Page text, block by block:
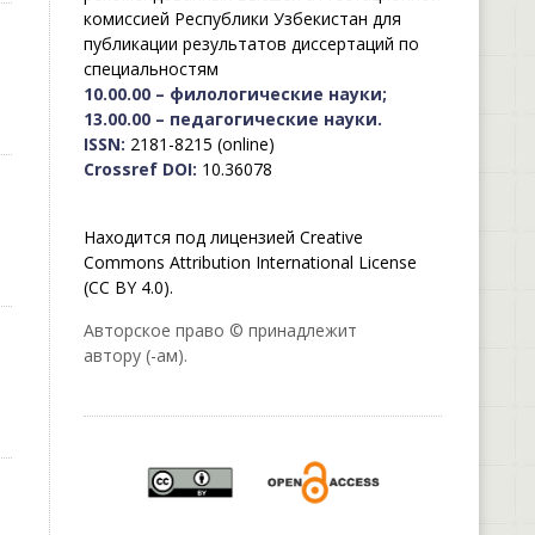
комиссией Республики Узбекистан для
публикации результатов диссертаций по
специальностям
10.00.00 – филологические науки;
13.00.00 – педагогические науки.
ISSN: 2181-8215 (online)
Crossref DOI: 10.36078
Находится под лицензией Creative
Commons Attribution International License
(CC BY 4.0).
Авторское право © принадлежит
автору (-ам).